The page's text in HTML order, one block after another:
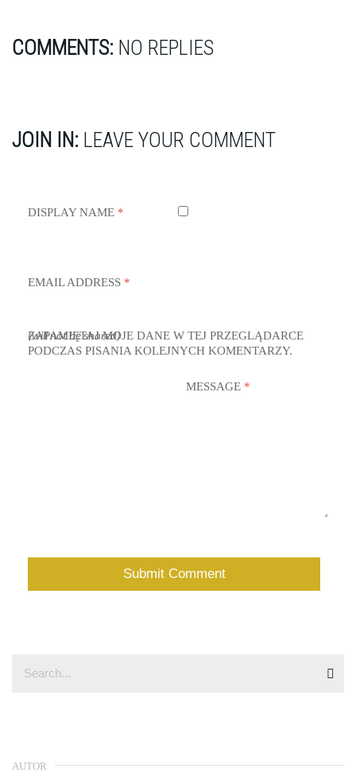
COMMENTS: NO REPLIES
JOIN IN: LEAVE YOUR COMMENT
DISPLAY NAME *
EMAIL ADDRESS *
(will not be shared)
ZAPAMIĘTAJ MOJE DANE W TEJ PRZEGLĄDARCE
PODCZAS PISANIA KOLEJNYCH KOMENTARZY.
MESSAGE *
AUTOR